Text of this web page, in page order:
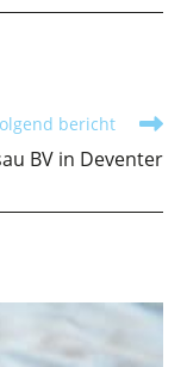
bericht
BV in Deventer